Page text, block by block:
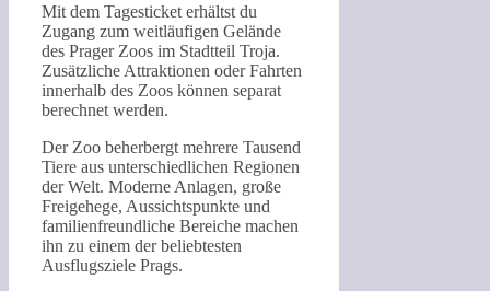
Mit dem Tagesticket erhältst du
Zugang zum weitläufigen Gelände
des Prager Zoos im Stadtteil Troja.
Zusätzliche Attraktionen oder Fahrten
innerhalb des Zoos können separat
berechnet werden.
Der Zoo beherbergt mehrere Tausend
Tiere aus unterschiedlichen Regionen
der Welt. Moderne Anlagen, große
Freigehege, Aussichtspunkte und
familienfreundliche Bereiche machen
ihn zu einem der beliebtesten
Ausflugsziele Prags.